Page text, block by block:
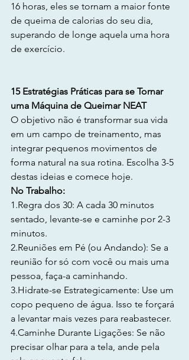
16 horas, eles se tornam a maior fonte
de queima de calorias do seu dia,
superando de longe aquela uma hora
de exercício.
15 Estratégias Práticas para se Tornar
uma Máquina de Queimar NEAT
O objetivo não é transformar sua vida
em um campo de treinamento, mas
integrar pequenos movimentos de
forma natural na sua rotina. Escolha 3-5
destas ideias e comece hoje.
No Trabalho:
1.Regra dos 30: A cada 30 minutos
sentado, levante-se e caminhe por 2-3
minutos.
2.Reuniões em Pé (ou Andando): Se a
reunião for só com você ou mais uma
pessoa, faça-a caminhando.
3.Hidrate-se Estrategicamente: Use um
copo pequeno de água. Isso te forçará
a levantar mais vezes para reabastecer.
4.Caminhe Durante Ligações: Se não
precisar olhar para a tela, ande pela